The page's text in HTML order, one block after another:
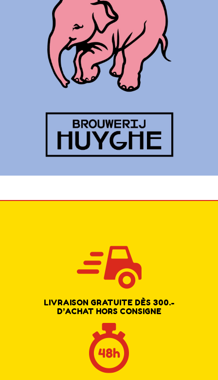
LIVRAISON GRATUITE DÈS 300.-
D’ACHAT HORS CONSIGNE